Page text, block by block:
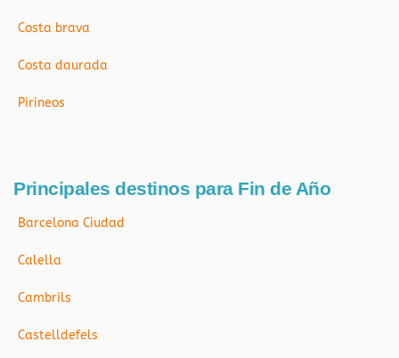
Costa brava
Costa daurada
Pirineos
Principales destinos para Fin de Año
Barcelona Ciudad
Calella
Cambrils
Castelldefels